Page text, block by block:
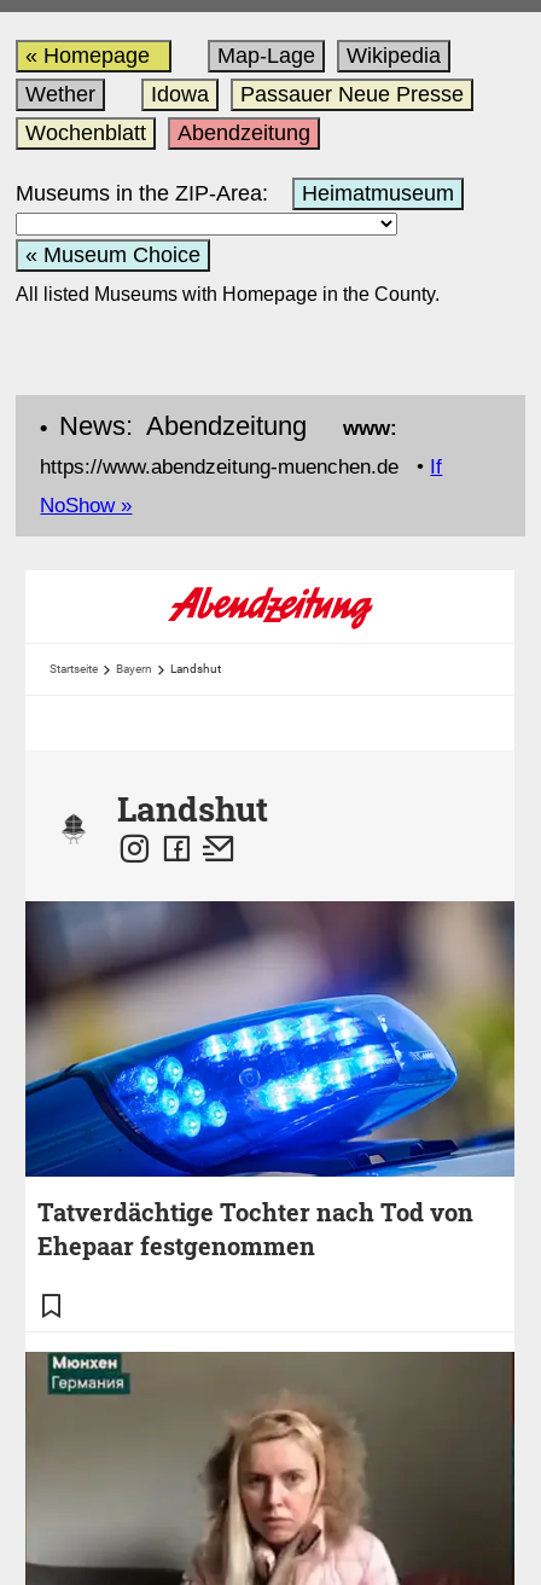
« Homepage Map-Lage
Wikipedia
Wether
Idowa
Passauer Neue Presse
Wochenblatt
Abendzeitung
Museums in the ZIP-Area: Heimatmuseum
« Museum Choice
All listed Museums with Homepage in the County.
• News: Abendzeitungwww:
https://www.abendzeitung-muenchen.de • If
NoShow »